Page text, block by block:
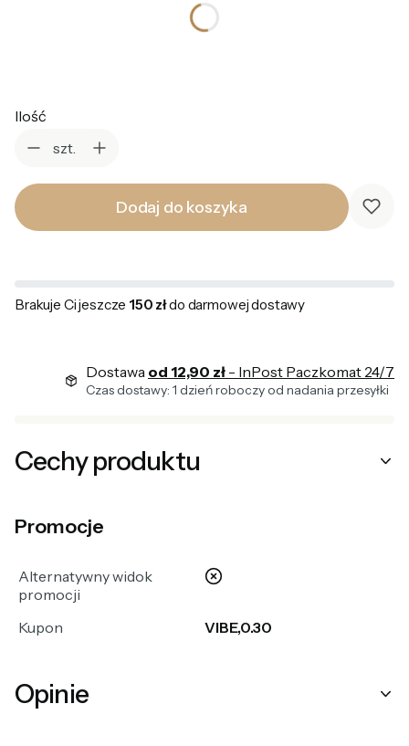
Ilość
szt.
Dodaj do koszyka
Brakuje Ci jeszcze 150 złdo darmowej dostawy
Dostawa od 12,90 zł - InPost Paczkomat 24/7
Czas dostawy: 1 dzień roboczy od nadania przesyłki
Cechy produktu
Promocje
Alternatywny widok
promocji
nie
Kupon VIBE,0.30
Opinie